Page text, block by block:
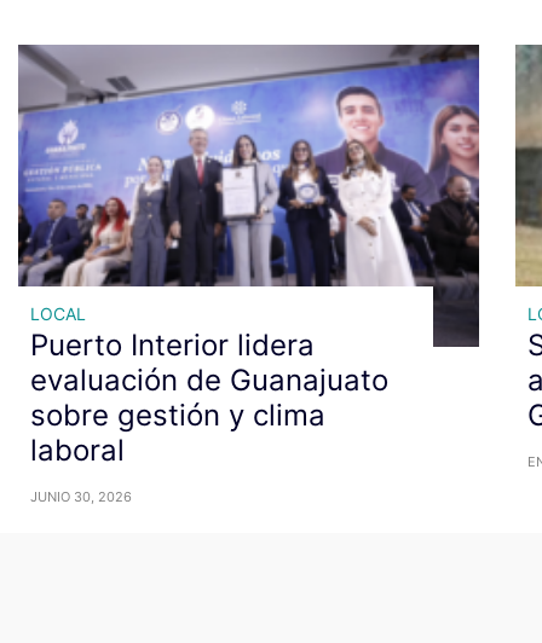
LOCAL
Puerto Interior lidera
evaluación de Guanajuato
sobre gestión y clima
laboral
JUNIO 30, 2026